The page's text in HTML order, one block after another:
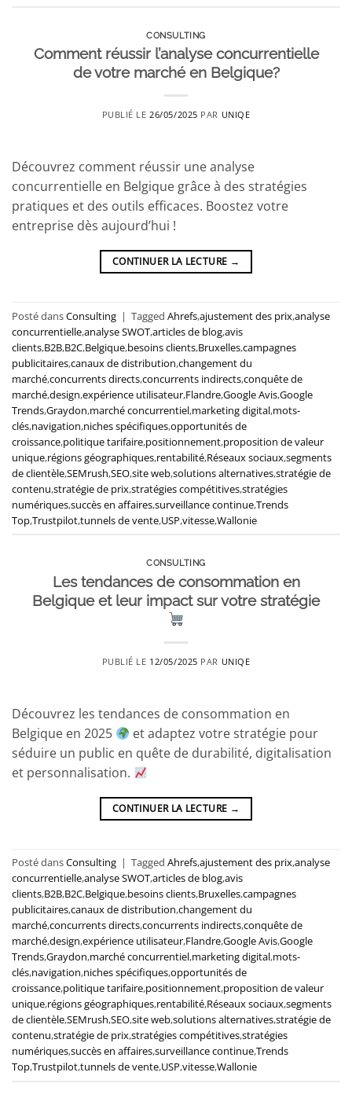
CONSULTING
Comment réussir l’analyse concurrentielle
de votre marché en Belgique?
PUBLIÉ LE26/05/2025 PAR UNIQE
Découvrez comment réussir une analyse
concurrentielle en Belgique grâce à des stratégies
pratiques et des outils efficaces. Boostez votre
entreprise dès aujourd’hui !
CONTINUER LA LECTURE →
Posté dansConsulting | Tagged Ahrefs,ajustement des prix,analyse
concurrentielle,analyse SWOT,articles de blog,avis
clients,B2B,B2C,Belgique,besoins clients,Bruxelles,campagnes
publicitaires,canaux de distribution,changement du
marché,concurrents directs,concurrents indirects,conquête de
marché,design,expérience utilisateur,Flandre,Google Avis,Google
Trends,Graydon,marché concurrentiel,marketing digital,mots-
clés,navigation,niches spécifiques,opportunités de
croissance,politique tarifaire,positionnement,proposition de valeur
unique,régions géographiques,rentabilité,Réseaux sociaux,segments
de clientèle,SEMrush,SEO,site web,solutions alternatives,stratégie de
contenu,stratégie de prix,stratégies compétitives,stratégies
numériques,succès en affaires,surveillance continue,Trends
Top,Trustpilot,tunnels de vente,USP,vitesse,Wallonie
CONSULTING
Les tendances de consommation en
Belgique et leur impact sur votre stratégie
PUBLIÉ LE 12/05/2025 PAR UNIQE
Découvrez les tendances de consommation en
Belgique en 2025
et adaptez votre stratégie pour
séduire un public en quête de durabilité, digitalisation
et personnalisation.
CONTINUER LA LECTURE →
Posté dansConsulting | Tagged Ahrefs,ajustement des prix,analyse
concurrentielle,analyse SWOT,articles de blog,avis
clients,B2B,B2C,Belgique,besoins clients,Bruxelles,campagnes
publicitaires,canaux de distribution,changement du
marché,concurrents directs,concurrents indirects,conquête de
marché,design,expérience utilisateur,Flandre,Google Avis,Google
Trends,Graydon,marché concurrentiel,marketing digital,mots-
clés,navigation,niches spécifiques,opportunités de
croissance,politique tarifaire,positionnement,proposition de valeur
unique,régions géographiques,rentabilité,Réseaux sociaux,segments
de clientèle,SEMrush,SEO,site web,solutions alternatives,stratégie de
contenu,stratégie de prix,stratégies compétitives,stratégies
numériques,succès en affaires,surveillance continue,Trends
Top,Trustpilot,tunnels de vente,USP,vitesse,Wallonie